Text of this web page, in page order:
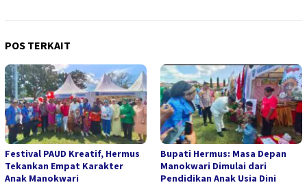
POS TERKAIT
Festival PAUD Kreatif, Hermus
Tekankan Empat Karakter
Anak Manokwari
Bupati Hermus: Masa Depan
Manokwari Dimulai dari
Pendidikan Anak Usia Dini